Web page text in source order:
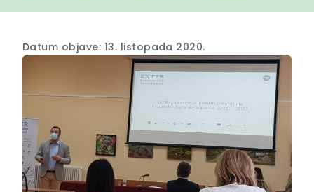
Datum objave: 13. listopada 2020.